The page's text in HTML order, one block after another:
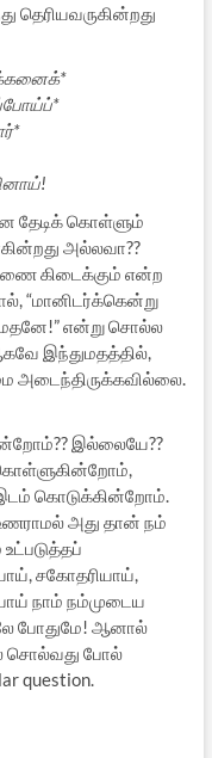
தெரியவருகின்றது
தேடிக் கொள்ளும்
அல்லவா??
கிடைக்கும் என்ற
“மானிடர்க்கென்று
என்று சொல்ல
ஆகவே இந்துமதத்தில்,
அடைந்திருக்கவில்லை.
இல்லையே??
கொள்ளுகின்றோம்,
கொடுக்கின்றோம்.
அது தான் நம்
சகோதரியாய்,
நாம் நம்முடைய
போதுமே! ஆனால்
சொல்வது போல்
question.